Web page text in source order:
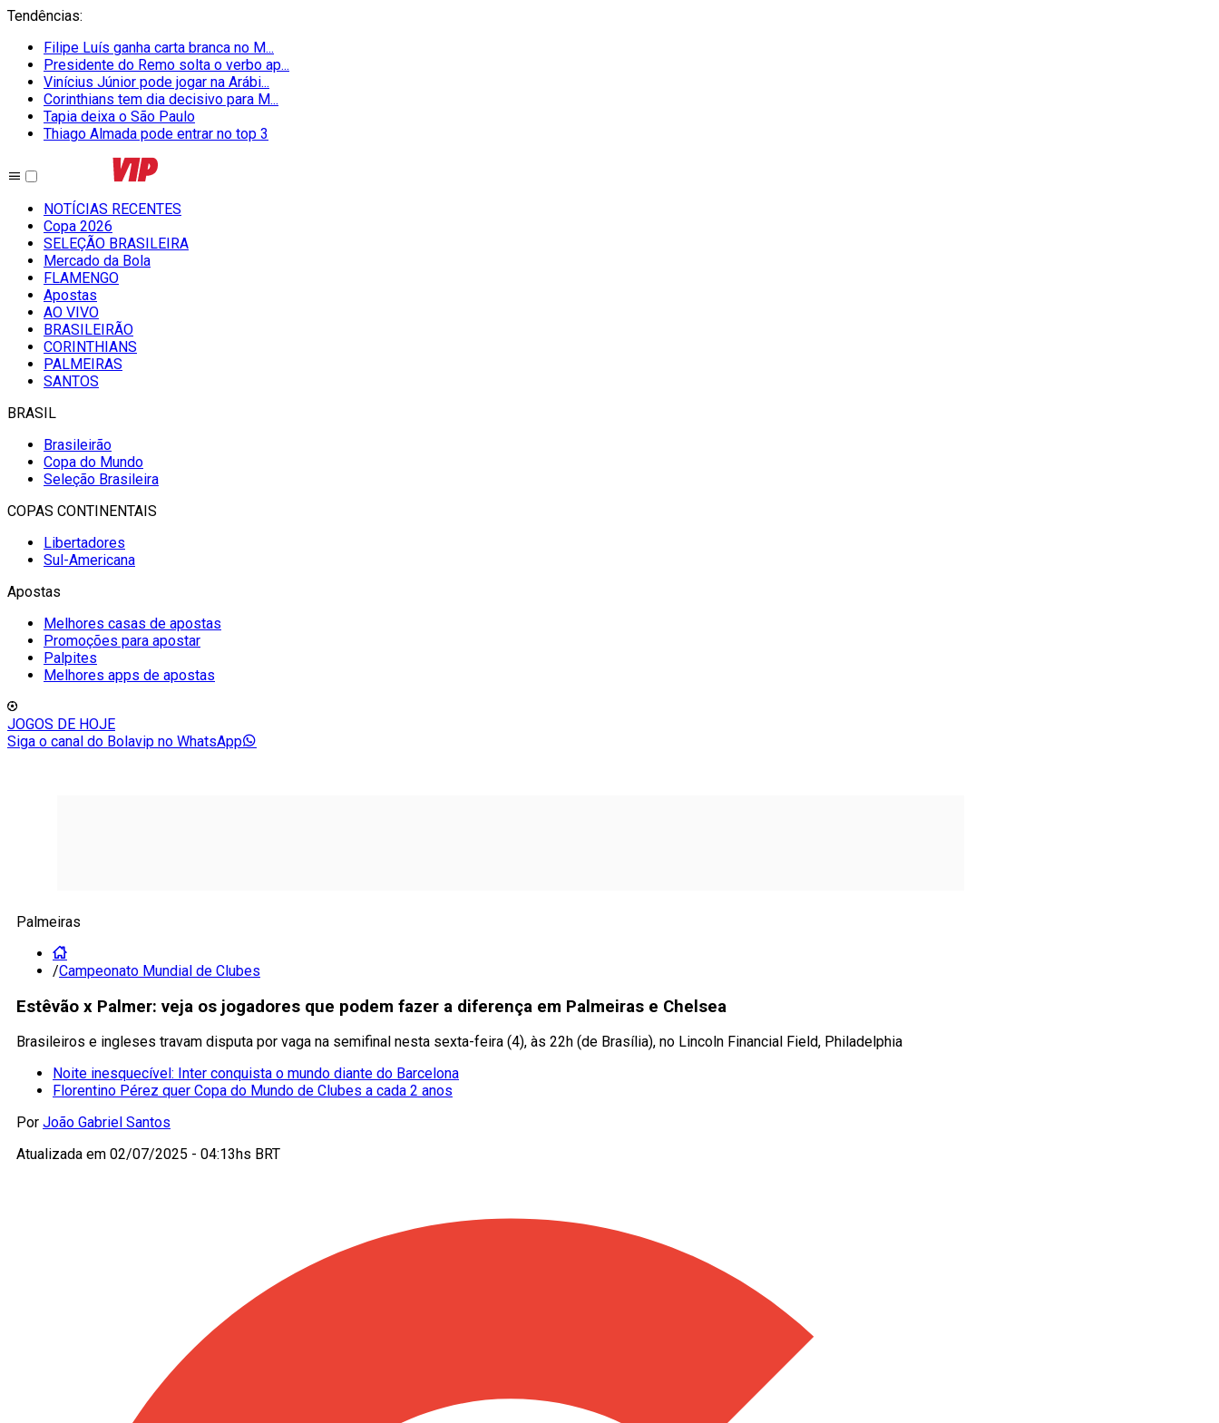
Tendências:
Filipe Luís ganha carta branca no M...
Presidente do Remo solta o verbo ap...
Vinícius Júnior pode jogar na Arábi...
Corinthians tem dia decisivo para M...
Tapia deixa o São Paulo
Thiago Almada pode entrar no top 3
NOTÍCIAS RECENTES
Copa 2026
SELEÇÃO BRASILEIRA
Mercado da Bola
FLAMENGO
Apostas
AO VIVO
BRASILEIRÃO
CORINTHIANS
PALMEIRAS
SANTOS
BRASIL
Brasileirão
Copa do Mundo
Seleção Brasileira
COPAS CONTINENTAIS
Libertadores
Sul-Americana
Apostas
Melhores casas de apostas
Promoções para apostar
Palpites
Melhores apps de apostas
JOGOS DE HOJE
Siga o canal do Bolavip no WhatsApp
Palmeiras
/Campeonato Mundial de Clubes
Estêvão x Palmer: veja os jogadores que podem fazer a diferença em Palmeiras e Chelsea
Brasileiros e ingleses travam disputa por vaga na semifinal nesta sexta-feira (4), às 22h (de Brasília), no Lincoln Financial Field, Philadelphia
Noite inesquecível: Inter conquista o mundo diante do Barcelona
Florentino Pérez quer Copa do Mundo de Clubes a cada 2 anos
Por João Gabriel Santos
Atualizada em 02/07/2025 - 04:13hs BRT